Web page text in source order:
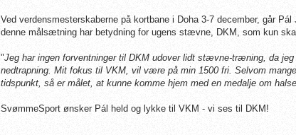
Ved verdensmesterskaberne på kortbane i Doha 3-7 december, går
denne målsætning har betydning for ugens stævne, DKM, som kun
"Jeg har ingen forventninger til DKM udover lidt stævne-træning, da
nedtrapning. Mit fokus til VKM, vil være på min 1500 fri. Selvom
tidspunkt, så er målet, at kunne komme hjem med en medalje om
SvømmeSport ønsker Pál held og lykke til VKM - vi ses til DKM!